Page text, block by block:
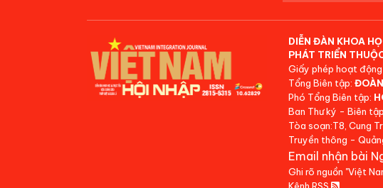
DIỄN ĐÀN KHOA
PHÁT TRIỂN
Giấy phép hoạt
Tổng Biên tập:
Phó Tổng Biên tập:
Ban Thư ký - Biên
Tòa soạn:T8, Cung
Truyền thông -
Email nhận bài
Ghi rõ nguồn "Việt